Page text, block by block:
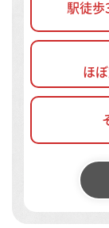
駅徒歩
ほ